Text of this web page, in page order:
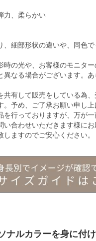
力、柔らかい
、細部形状の違いや、同色
時の光や、お客様のモニタ
異なる場合がございます。
共有して販売をしている為
。予め、ご了承お願い申し上
を行っておりますが、万が
い合わせいただきます様にお
ますのでご安心ください。
ナルカラーを身に付け